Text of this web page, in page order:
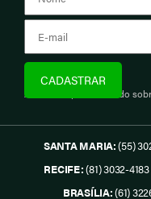
Assine e fique informado
SANTA MARIA:(55)
RECIFE:(81) 3032-4183
BRASÍLIA:(61)